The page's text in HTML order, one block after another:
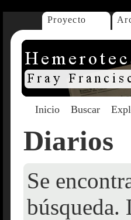
Proyecto
Inicio Buscar
Diarios
Se
búsqueda.